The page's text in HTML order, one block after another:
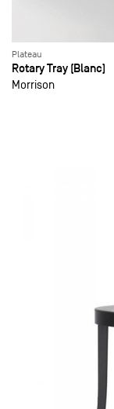
Plateau
Rotary Tray (Blanc)
Morrison